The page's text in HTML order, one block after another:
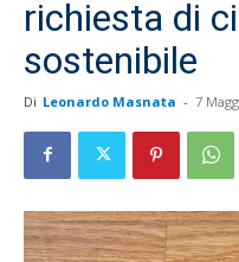
richiesta di
sostenibile
Di Leonardo Masnata - 7